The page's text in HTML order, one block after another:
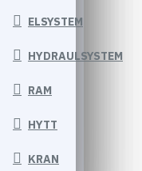
ELSYSTEM
HYDRAULSYSTEM
RAM
HYTT
KRAN